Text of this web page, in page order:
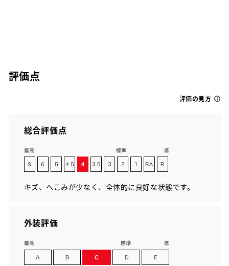
評価点
評価の見方
総合評価点
キズ、へこみが少なく、全体的に良好な状態です。
外装評価